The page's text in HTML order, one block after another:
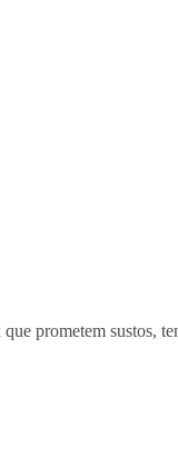
prometem sustos,